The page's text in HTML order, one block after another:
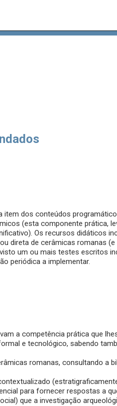
item dos conteúdos
(esta componente prática,
Os recursos didáticos
direta de cerâmicas romanas
um ou mais testes escritos
periódica a implementar.
a competência prática que
e tecnológico, sabendo
romanas, consultando a
para fornecer respostas a
que a investigação